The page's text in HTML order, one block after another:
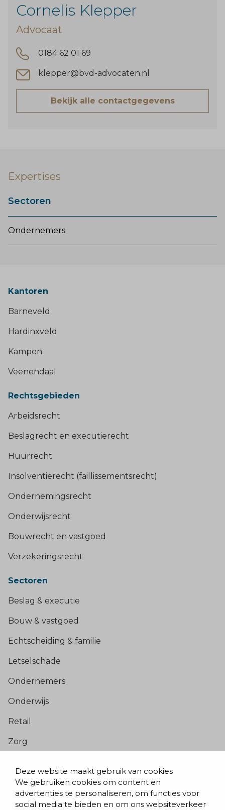
Deze website maakt gebruik van cookies
We gebruiken cookies om content en
advertenties te personaliseren, om functies voor
social media te bieden en om ons websiteverkeer
Cornelis Klepper
Advocaat
0184 62 01 69
klepper@bvd-advocaten.nl
Bekijk alle contactgegevens
Expertises
Sectoren
Ondernemers
Kantoren
Barneveld
Hardinxveld
Kampen
Veenendaal
Rechtsgebieden
Arbeidsrecht
Beslagrecht en executierecht
Huurrecht
Insolventierecht (faillissementsrecht)
Ondernemingsrecht
Onderwijsrecht
Bouwrecht en vastgoed
Verzekeringsrecht
Sectoren
Beslag & executie
Bouw & vastgoed
Echtscheiding & familie
Letselschade
Ondernemers
Onderwijs
Retail
Zorg
Blogs & nieuws
Contact